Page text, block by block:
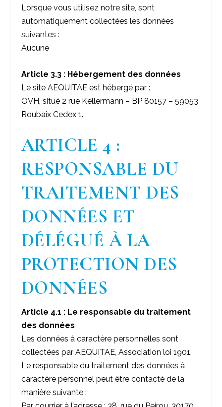
Lorsque vous utilisez notre site, sont
automatiquement collectées les données
suivantes :
Aucune
Article 3.3 : Hébergement des données
Le site AEQUITAE est hébergé par :
OVH, situé 2 rue Kellermann – BP 80157 – 59053
Roubaix Cedex 1.
ARTICLE 4 :
RESPONSABLE DU
TRAITEMENT DES
DONNÉES ET
DÉLÉGUÉ À LA
PROTECTION DES
DONNÉES
Article 4.1 : Le responsable du traitement
des données
Les données à caractère personnelles sont
collectées par AEQUITAE, Association loi 1901.
Le responsable du traitement des données à
caractère personnel peut être contacté de la
manière suivante :